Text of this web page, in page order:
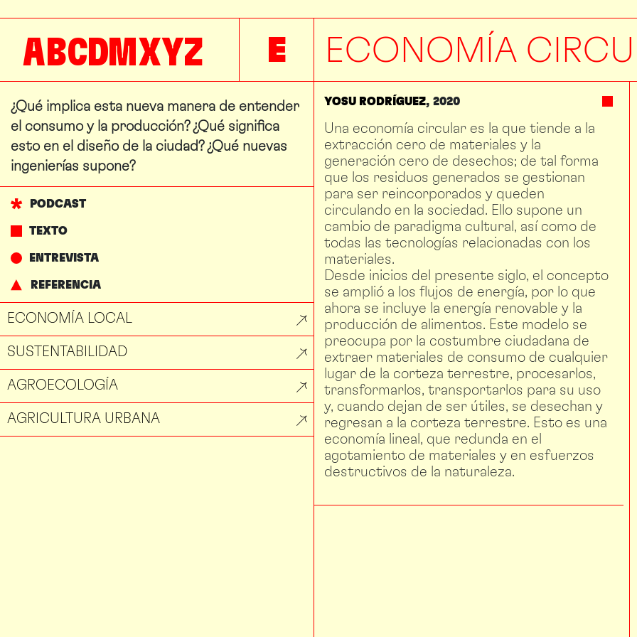
ABCDMXYZ E ECONOMÍA
¿Qué implica esta nueva manera de entender
el consumo y la producción? ¿Qué significa
esto en el diseño de la ciudad? ¿Qué nuevas
ingenierías supone?
PODCAST
TEXTO
ENTREVISTA
REFERENCIA
ECONOMÍA LOCAL
SUSTENTABILIDAD
AGROECOLOGÍA
AGRICULTURA URBANA
YOSU RODRÍGUEZ 2020
Una economía circular es la que tiende a la
extracción cero de materiales y la
generación cero de desechos; de tal forma
que los residuos generados se gestionan
para ser reincorporados y queden
circulando en la sociedad. Ello supone un
cambio de paradigma cultural, así como de
todas las tecnologías relacionadas con los
materiales.
Desde inicios del presente siglo, el concepto
se amplió a los flujos de energía, por lo que
ahora se incluye la energía renovable y la
producción de alimentos. Este modelo se
preocupa por la costumbre ciudadana de
extraer materiales de consumo de cualquier
lugar de la corteza terrestre, procesarlos,
transformarlos, transportarlos para su uso
y, cuando dejan de ser útiles, se desechan y
regresan a la corteza terrestre. Esto es una
economía lineal, que redunda en el
agotamiento de materiales y en esfuerzos
destructivos de la naturaleza.